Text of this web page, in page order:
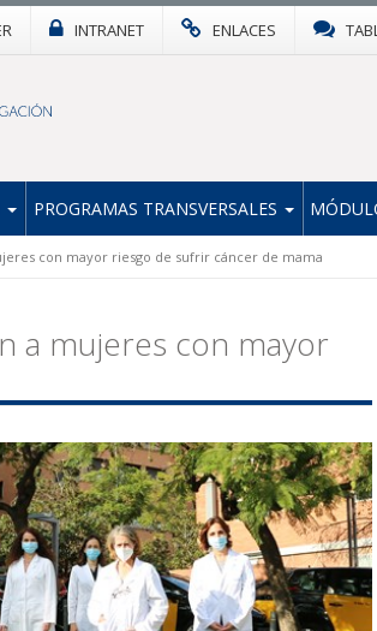
INTRANET ENLACES
PROGRAMAS TRANSVERSALES
con mayor riesgo de sufrir cáncer de mama
a mujeres con mayor